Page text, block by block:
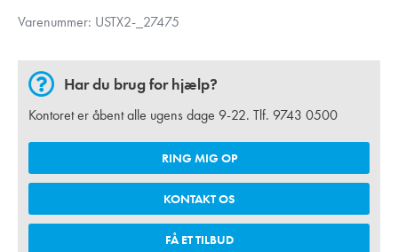
Varenummer: USTX2-_27475
Har du brug for hjælp?
Kontoret er åbent alle ugens dage 9-22. Tlf. 9743 0500
RING MIG OP
KONTAKT OS
FÅ ET TILBUD